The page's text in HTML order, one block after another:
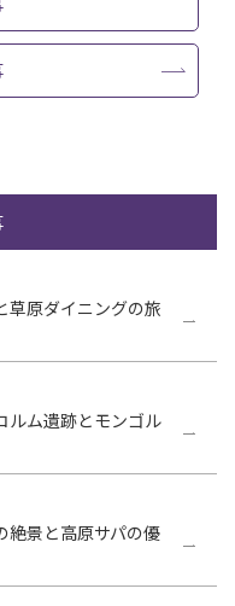
草原ダイニングの旅
ルム遺跡とモンゴル
絶景と高原サパの優